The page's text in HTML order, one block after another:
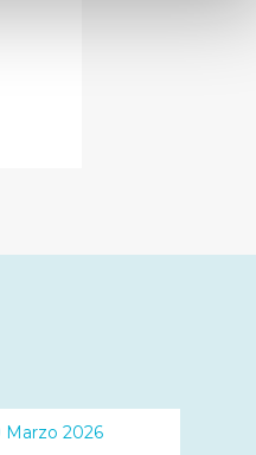
i singoli cookie
tutti i cookie con la sola
Marzo 2026